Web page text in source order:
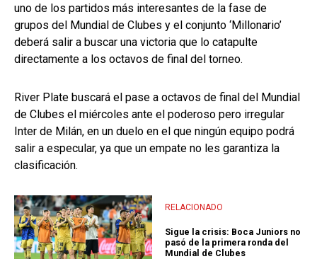
uno de los partidos más interesantes de la fase de
grupos del Mundial de Clubes y el conjunto ‘Millonario’
deberá salir a buscar una victoria que lo catapulte
directamente a los octavos de final del torneo.
River Plate buscará el pase a octavos de final del Mundial
de Clubes el miércoles ante el poderoso pero irregular
Inter de Milán, en un duelo en el que ningún equipo podrá
salir a especular, ya que un empate no les garantiza la
clasificación.
RELACIONADO
Sigue la crisis: Boca Juniors no
pasó de la primera ronda del
Mundial de Clubes